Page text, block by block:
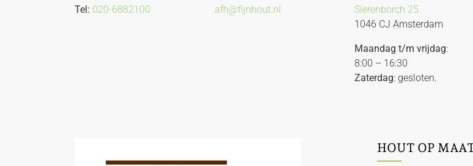
Tel: 020-6882100 afh@fijnhout.nl
Sierenborch 25
1046 CJ Amsterdam
Maandag t/m vrijdag:
8:00 – 16:30
Zaterdag: gesloten.
HOUT OP